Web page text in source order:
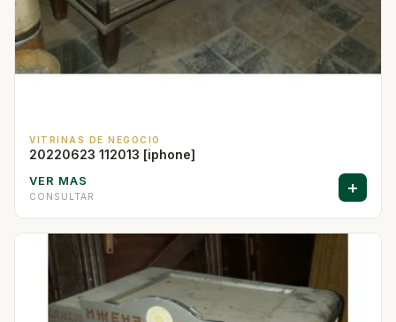
VITRINAS DE NEGOCIO
20220623 112013 [iphone]
VER MAS
CONSULTAR +